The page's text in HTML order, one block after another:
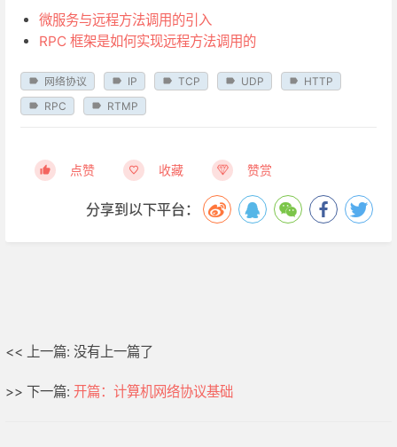
微服务与远程方法调用的引入
RPC 框架是如何实现远程方法调用的
网络协议 IP TCP UDP
HTTP
RPC
RTMP
点赞 收藏 赞赏
分享到以下平台：
<< 上一篇: 没有上一篇了
>> 下一篇: 开篇：计算机网络协议基础